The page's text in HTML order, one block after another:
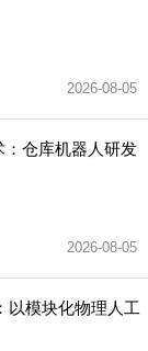
2026-08-05
仓库机器人研发
2026-08-05
以模块化物理人工